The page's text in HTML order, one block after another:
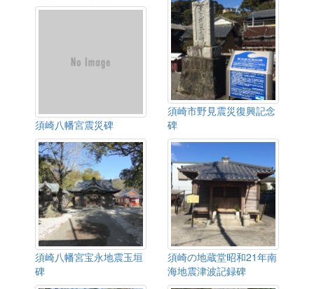
須崎市野見震災復興記念
碑
須崎八幡宮震災碑
須崎八幡宮宝永地震玉垣
碑
須崎の地蔵堂昭和21年南
海地震津波記録碑